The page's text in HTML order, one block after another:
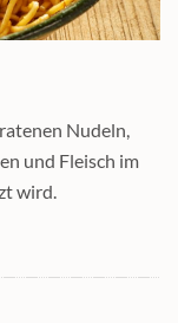
Nudeln,
und Fleisch im
wird.